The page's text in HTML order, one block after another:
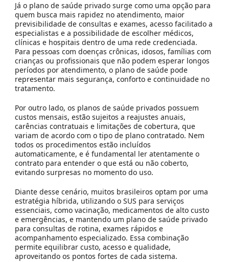
Já o plano de saúde privadosurge como uma opção para
quem busca mais rapidez no atendimento, maior
previsibilidade de consultas e exames, acesso facilitado a
especialistas e a possibilidade de escolher médicos,
clínicas e hospitais dentro de uma rede credenciada.
Para pessoas com doenças crônicas, idosos, famílias com
crianças ou profissionais que não podem esperar longos
períodos por atendimento, o plano de saúde pode
representar mais segurança, conforto e continuidade no
tratamento.
Por outro lado, os planos de saúde privados possuem
custos mensais, estão sujeitos a reajustes anuais,
carências contratuais e limitações de cobertura, que
variam de acordo com o tipo de plano contratado. Nem
todos os procedimentos estão incluídos
automaticamente, e é fundamental ler atentamente o
contrato para entender o que está ou não coberto,
evitando surpresas no momento do uso.
Diante desse cenário, muitos brasileiros optam por uma
estratégia híbrida, utilizando o SUS para serviços
essenciais, como vacinação, medicamentos de alto custo
e emergências, e mantendo um plano de saúde privado
para consultas de rotina, exames rápidos e
acompanhamento especializado. Essa combinação
permite equilibrar custo, acesso e qualidade,
aproveitando os pontos fortes de cada sistema.